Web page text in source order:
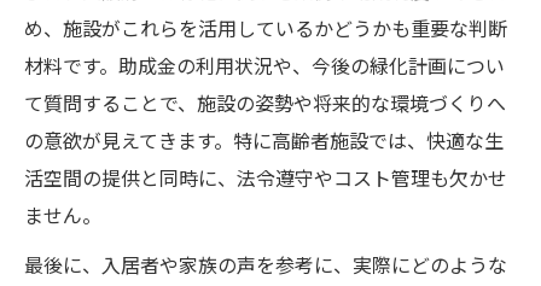
め、施設がこれらを活用しているかどうかも重要な判断
材料です。助成金の利用状況や、今後の緑化計画につい
て質問することで、施設の姿勢や将来的な環境づくりへ
の意欲が見えてきます。特に高齢者施設では、快適な生
活空間の提供と同時に、法令遵守やコスト管理も欠かせ
ません。
最後に、入居者や家族の声を参考に、実際にどのような